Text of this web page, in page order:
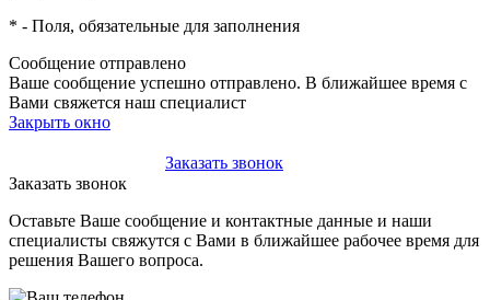
* - Поля, обязательные для заполнения
Сообщение отправлено
Ваше сообщение успешно отправлено. В ближайшее время с
Вами свяжется наш специалист
Закрыть окно
Заказать звонок
Заказать звонок
Оставьте Ваше сообщение и контактные данные и наши
специалисты свяжутся с Вами в ближайшее рабочее время для
решения Вашего вопроса.